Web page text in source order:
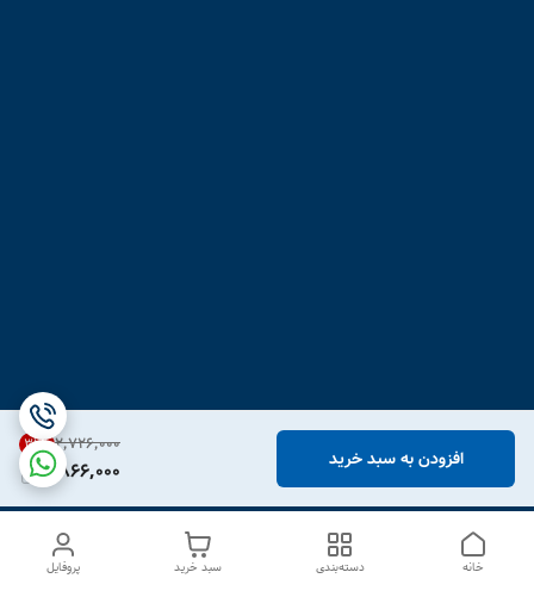
۲٬۷۲۶٬۰۰۰ 31%
1,866,000 افزودن به سبد خرید
پروفایل سبد خرید دسته‌بندی خانه